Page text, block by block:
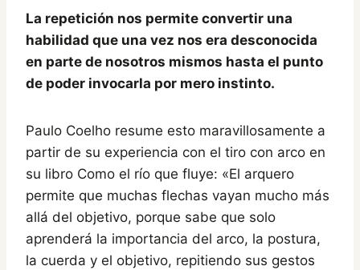
La repetición nos permite convertir una
habilidad que una vez nos era desconocida
en parte de nosotros mismos hasta el punto
de poder invocarla por mero instinto.
Paulo Coelho resume esto maravillosamente a
partir de su experiencia con el tiro con arco en
su libro Como el río que fluye: «El arquero
permite que muchas flechas vayan mucho más
allá del objetivo, porque sabe que solo
aprenderá la importancia del arco, la postura,
la cuerda y el objetivo, repitiendo sus gestos